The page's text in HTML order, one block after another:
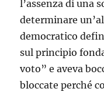
l’assenza di una
determinare
democratico
sul principio
voto” e aveva
bloccate perché